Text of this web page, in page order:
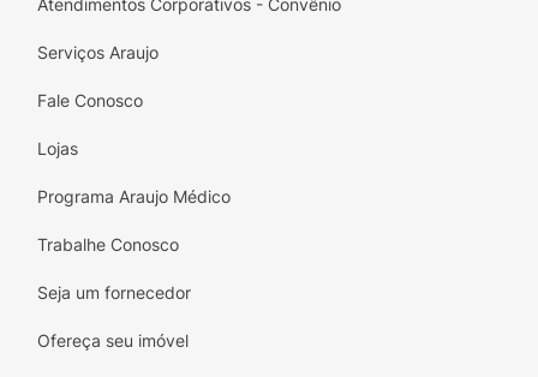
Atendimentos Corporativos - Convênio
Serviços Araujo
Fale Conosco
Lojas
Programa Araujo Médico
Trabalhe Conosco
Seja um fornecedor
Ofereça seu imóvel